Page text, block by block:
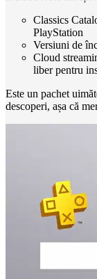
Classics
PlayStation
Versiuni de
Cloud
liber pentru
Este un pachet
descoperi, așa că